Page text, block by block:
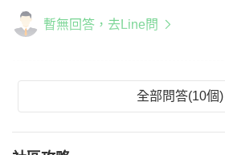
暫無回答，去Line問
全部問答(10個)